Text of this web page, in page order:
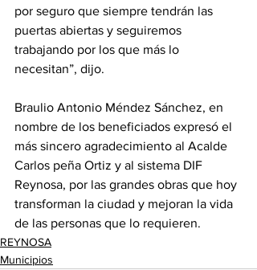
por seguro que siempre tendrán las
puertas abiertas y seguiremos
trabajando por los que más lo
necesitan”, dijo.
Braulio Antonio Méndez Sánchez, en
nombre de los beneficiados expresó el
más sincero agradecimiento al Acalde
Carlos peña Ortiz y al sistema DIF
Reynosa, por las grandes obras que hoy
transforman la ciudad y mejoran la vida
de las personas que lo requieren.
REYNOSA
Municipios